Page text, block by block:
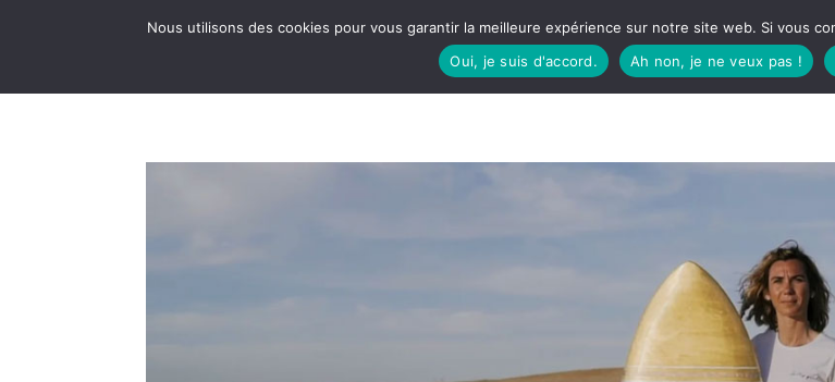
LE STUDIO FÊTES BASQUES À MANGER
Nous utilisons des cookies pour vous garantir la meilleure expérience sur notre site web. Si vous
Oui, je suis d'accord.
Ah non, je ne veux pas !